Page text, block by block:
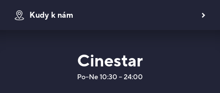
Kudy k nám
Cinestar
Po–Ne 10:30 – 24:00